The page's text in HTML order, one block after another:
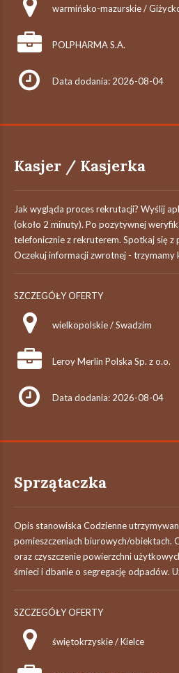
warmińsko-mazurskie /
POLPHARMA S.A.
Data dodania: 2026-08-04
Kasjer / Kasjerka
Jak wygląda proces rekrutacji? Wyślij
(około 2 minuty). Po pozytywnej
telefonicznie z rekruterem. Spotkaj się z
Oczekuj informacji zwrotnej - trzymamy
SZCZEGÓŁY OFERTY
wielkopolskie / Swadzim
Leroy Merlin Polska Sp. z o.o.
Data dodania: 2026-08-04
Sprzątaczka
Opis stanowiska Codzienne
pomieszczeniach biurowych/obiektach.
oraz czyszczenie powierzchni
śmieci i dbanie o segregację odpadów.
SZCZEGÓŁY OFERTY
świętokrzyskie / Kielce